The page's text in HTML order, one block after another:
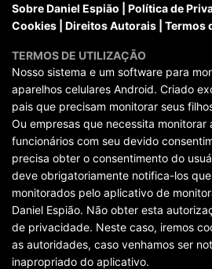
Sobre Daniel Espião Política de
Cookies
Direitos Autorais Termos
TERMOS DE UTILIZAÇÃO
Nosso sistema e um software para
aparelhos celulares Android. Criado
pais que precisam monitorar seus
Ou empresas que necessita monitorar
funcionários com seu devido
precisa obter o consentimento do
deve obrigatoriamente notifica-los
monitorados pelo aplicativo de
Daniel Espião. Não obter esta
de privacidade. Neste caso, iremos
as autoridades, caso venhamos ser
inapropriado do aplicativo.